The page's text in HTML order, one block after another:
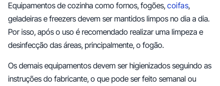
Equipamentos de cozinha como fornos, fogões,coifas,
geladeiras e freezers devem ser mantidos limpos no dia a dia.
Por isso, após o uso é recomendado realizar uma limpeza e
desinfecção das áreas, principalmente, o fogão.
Os demais equipamentos devem ser higienizados seguindo as
instruções do fabricante, o que pode ser feito semanal ou